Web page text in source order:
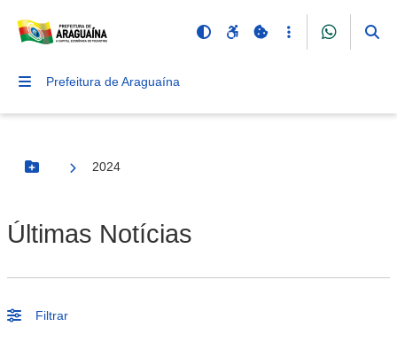
Prefeitura de Araguaína
Botão Menu
2024
Últimas Notícias
Filtrar